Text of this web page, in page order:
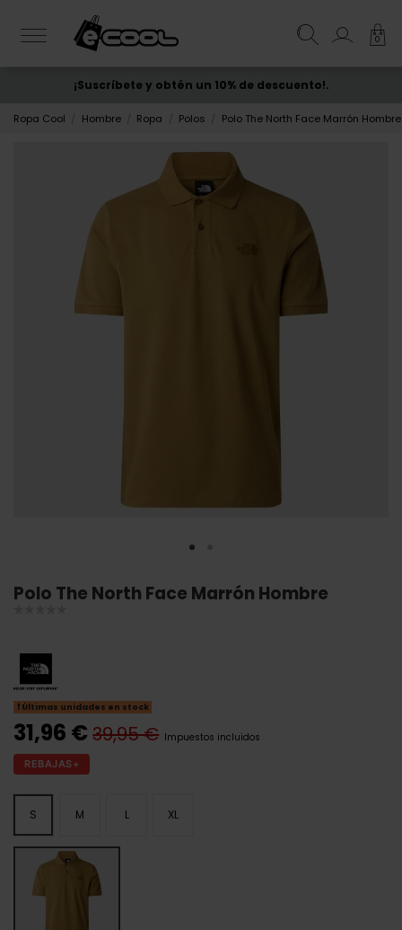
0
ENVÍO GRATIS desde 50€
¡Suscríbete y obtén un 10% de descuento!.
Ropa Cool Hombre Ropa Polos Polo The North Face Marrón Hombre
Polo The North Face Marrón Hombre
Últimas unidades en stock
31,96 €39,95 € Impuestos incluidos
REBAJAS+
S M L XL